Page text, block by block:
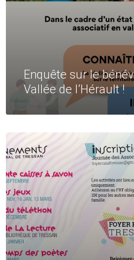
Enquête sur le
Vallée de l’Hérault !
Read
More